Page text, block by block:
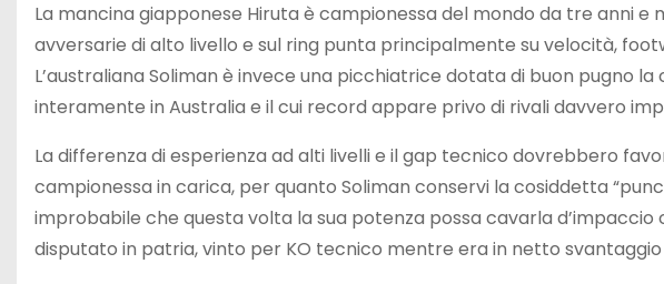
La mancina giapponese Hiruta è campionessa del mondo da tre anni e
avversarie di alto livello e sul ring punta principalmente su velocità,
L’australiana Soliman è invece una picchiatrice dotata di buon pugno
interamente in Australia e il cui record appare privo di rivali davvero
La differenza di esperienza ad alti livelli e il gap tecnico dovrebbero
campionessa in carica, per quanto Soliman conservi la cosiddetta
improbabile che questa volta la sua potenza possa cavarla
disputato in patria, vinto per KO tecnico mentre era in netto